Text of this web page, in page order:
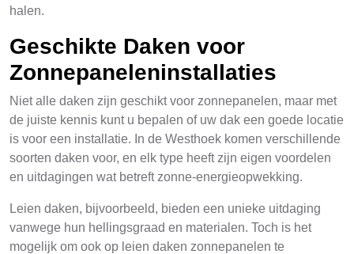
halen.
Geschikte Daken voor
Zonnepaneleninstallaties
Niet alle daken zijn geschikt voor zonnepanelen, maar met
de juiste kennis kunt u bepalen of uw dak een goede locatie
is voor een installatie. In de Westhoek komen verschillende
soorten daken voor, en elk type heeft zijn eigen voordelen
en uitdagingen wat betreft zonne-energieopwekking.
Leien daken, bijvoorbeeld, bieden een unieke uitdaging
vanwege hun hellingsgraad en materialen. Toch is het
mogelijk om ook op leien daken zonnepanelen te